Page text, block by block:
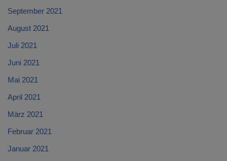
September 2021
August 2021
Juli 2021
Juni 2021
Mai 2021
April 2021
März 2021
Februar 2021
Januar 2021